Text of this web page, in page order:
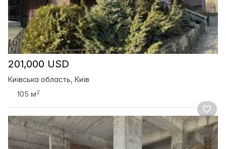
201,000 USD
Київська область, Київ
105 м2